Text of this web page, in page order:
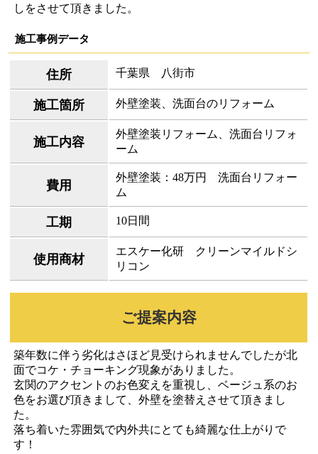
しをさせて頂きました。
施工事例データ
住所 千葉県 八街市
施工箇所 外壁塗装、洗面台のリフォーム
施工内容
外壁塗装リフォーム、洗面台リフォ
ーム
費用
外壁塗装：48万円 洗面台リフォー
ム
工期 10日間
使用商材
エスケー化研 クリーンマイルドシ
リコン
ご提案内容
築年数に伴う劣化はさほど見受けられませんでしたが北
面でコケ・チョーキング現象がありました。
玄関のアクセントのお色変えを重視し、ベージュ系のお
色をお選び頂きまして、外壁を塗替えさせて頂きまし
た。
落ち着いた雰囲気で内外共にとても綺麗な仕上がりで
す！